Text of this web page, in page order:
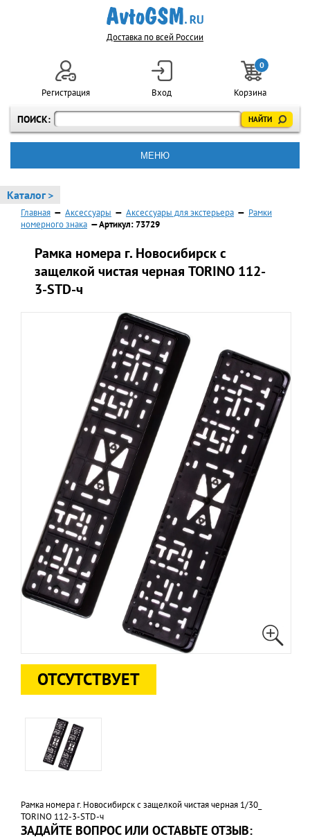
Доставка по всей России
ПОИСК:
Регистрация Вход
0
Корзина
МЕНЮ
Каталог >
Главная — Аксессуары — Аксессуары для экстерьера — Рамки
номерного знака — Артикул: 73729
Рамка номера г. Новосибирск с
защелкой чистая черная TORINO 112-
3-STD-ч
ОТСУТСТВУЕТ
Рамка номера г. Новосибирск с защелкой чистая черная 1/30_
TORINO 112-3-STD-ч
ЗАДАЙТЕ ВОПРОС ИЛИ ОСТАВЬТЕ ОТЗЫВ: